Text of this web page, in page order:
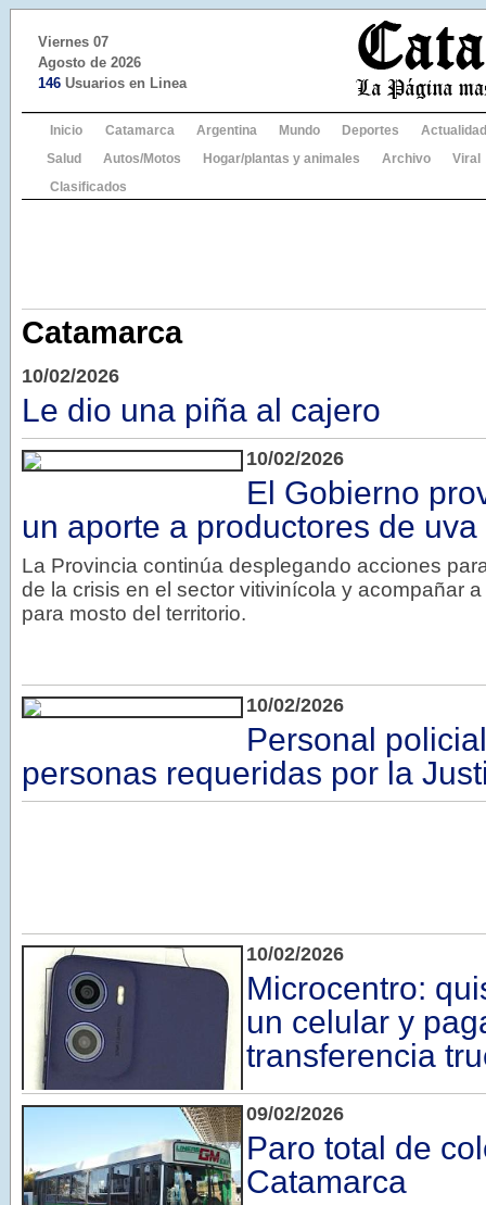
Viernes 07
Agosto de 2026
146 Usuarios en Linea
Inicio Catamarca Argentina Mundo Deportes
Actualidad
Salud
Autos/Motos Hogar/plantas y animales Archivo
Viral
Clasificados
Catamarca
10/02/2026
Le dio una piña al cajero
10/02/2026
El Gobierno
un aporte a productores de
La Provincia continúa desplegando acciones
de la crisis en el sector vitivinícola y acompañar
para mosto del territorio.
10/02/2026
Personal
personas requeridas por la
10/02/2026
Microcentro:
un celular y
transferencia
09/02/2026
Paro total de
Catamarca